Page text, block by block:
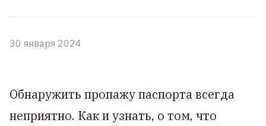
30 января 2024
Обнаружить пропажу паспорта всегда
неприятно. Как и узнать, о том, что